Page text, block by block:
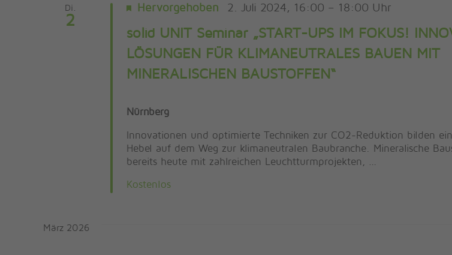
Di.
2
solid UNIT Seminar „START-UPS IM FOKUS!
LÖSUNGEN FÜR KLIMANEUTRALES BAUEN MIT
MINERALISCHEN BAUSTOFFEN“
Hervorgehoben 2. Juli 2024, 16:00 – 18:00
Nürnberg
Innovationen und optimierte Techniken zur CO2-Reduktion bilden
Hebel auf dem Weg zur klimaneutralen Baubranche. Mineralische
bereits heute mit zahlreichen Leuchtturmprojekten, …
Kostenlos
März 2026